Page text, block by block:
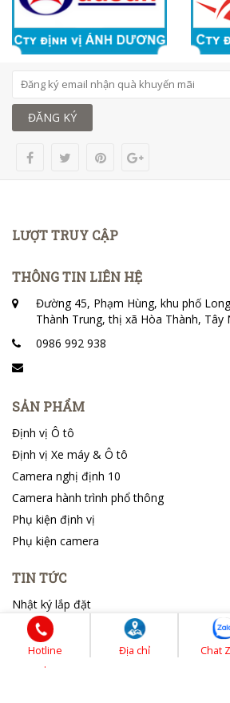
ĐĂNG KÝ
LƯỢT TRUY CẬP
THÔNG TIN LIÊN HỆ
Đường 45, Phạm Hùng, khu phố
Thành Trung, thị xã Hòa Thành, Tây
0986 992 938
SẢN PHẨM
Định vị Ô tô
Định vị Xe máy & Ô tô
Camera nghị định 10
Camera hành trình phổ thông
Phụ kiện định vị
Phụ kiện camera
TIN TỨC
Nhật ký lắp đặt
Tin tổng hợp
Hotline
.
Địa chỉ Chat